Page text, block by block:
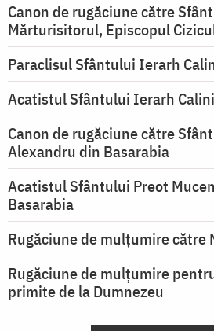
Canon de rugăciune către
Mărturisitorul, Episcopul
Paraclisul Sfântului Ierarh
Acatistul Sfântului Ierarh
Canon de rugăciune către
Alexandru din Basarabia
Acatistul Sfântului Preot
Basarabia
Rugăciune de mulţumire către
Rugăciune de mulțumire
primite de la Dumnezeu